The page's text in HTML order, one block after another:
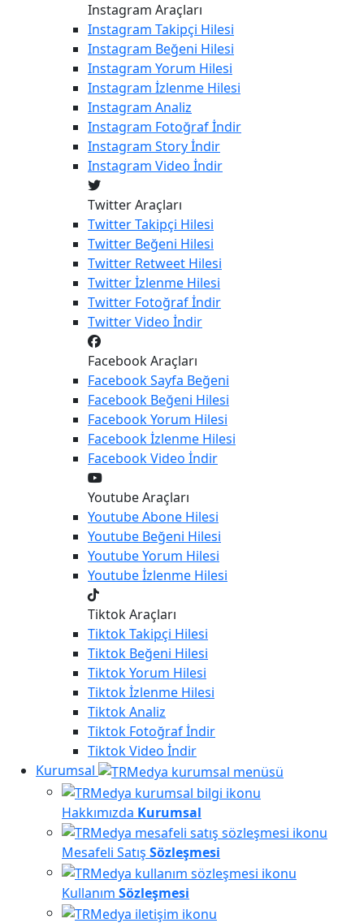
Instagram Araçları
Instagram Takipçi Hilesi
Instagram Beğeni Hilesi
Instagram Yorum Hilesi
Instagram İzlenme Hilesi
Instagram Analiz
Instagram Fotoğraf İndir
Instagram Story İndir
Instagram Video İndir
Twitter Araçları
TwitterTakipçi Hilesi
Twitter Beğeni Hilesi
Twitter Retweet Hilesi
Twitterİzlenme Hilesi
Twitter Fotoğraf İndir
TwitterVideo İndir
Facebook Araçları
FacebookSayfa Beğeni
Facebook Beğeni Hilesi
FacebookYorum Hilesi
Facebookİzlenme Hilesi
FacebookVideo İndir
Youtube Araçları
YoutubeAbone Hilesi
Youtube Beğeni Hilesi
YoutubeYorum Hilesi
Youtubeİzlenme Hilesi
Tiktok Araçları
TiktokTakipçi Hilesi
Tiktok Beğeni Hilesi
TiktokYorum Hilesi
Tiktokİzlenme Hilesi
TiktokAnaliz
Tiktok Fotoğraf İndir
TiktokVideo İndir
Kurumsal
Hakkımızda Kurumsal
Mesafeli Satış Sözleşmesi
Kullanım Sözleşmesi